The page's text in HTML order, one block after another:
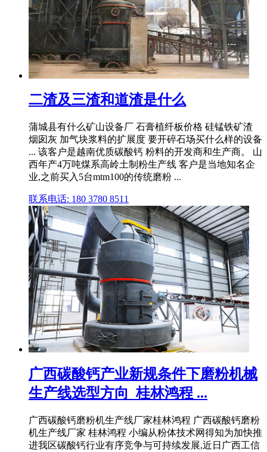
二渣及三渣和道渣是什么
蒲城县有什么矿山设备厂 石膏植纤板价格 硅锰铁矿渣
烟囱灰 加气块浆料的扩展度 要开碎石场买什么样的设备
... 该客户是越南优质碳酸钙 粉料的开发商和生产商。 山
西年产4万吨煤系高岭土制粉生产线 客户是当地知名企
业,之前买入5台mtm100的传统磨粉 ...
联系电话: 180 3780 8511
广西碳酸钙产业新规条件下磨粉机械
生产线选型方向_桂林鸿程 ...
广西碳酸钙磨粉机生产线厂家桂林鸿程 广西碳酸钙磨粉
机生产线厂家 桂林鸿程 小编从粉体技术网得知为加快推
进我区碳酸钙行业有序竞争与可持续发展,近日广西工信